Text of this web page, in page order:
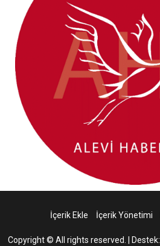
İçerik Ekle İçerik Yönetimi
Copyright © All rights reserved. Destek: